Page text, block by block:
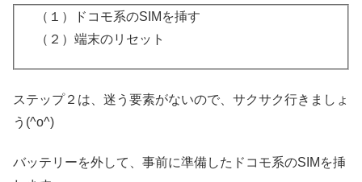
（１）ドコモ系のSIMを挿す
（２）端末のリセット
ステップ２は、迷う要素がないので、サクサク行きましょ
う(^o^)
バッテリーを外して、事前に準備したドコモ系のSIMを挿